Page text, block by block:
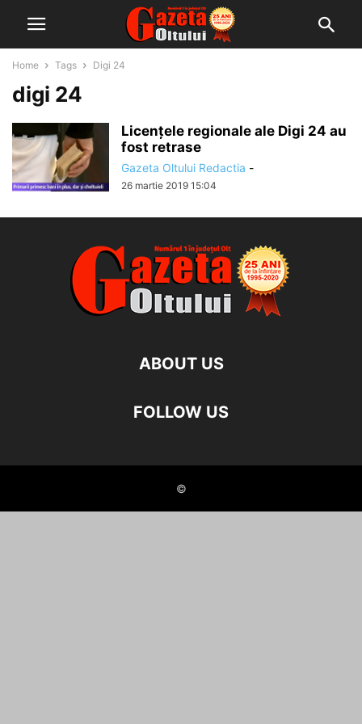
Home Tags Digi 24
digi 24
Licențele regionale ale Digi 24 au
fost retrase
Gazeta Oltului Redactia -
26 martie 2019 15:04
ABOUT US
FOLLOW US
©